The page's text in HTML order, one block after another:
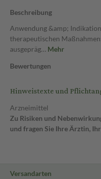
Beschreibung
Anwendung &amp;
therapeutischen
ausgepräg… Mehr
Bewertungen
Hinweistexte und
Arzneimittel
Zu Risiken und
und fragen Sie Ihre Ärztin,
Versandarten